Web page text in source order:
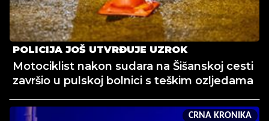
POLICIJA JOŠ UTVRĐUJE UZROK
Motociklist nakon sudara na Šišanskoj cesti
završio u pulskoj bolnici s teškim ozljedama
CRNA KRONIKA